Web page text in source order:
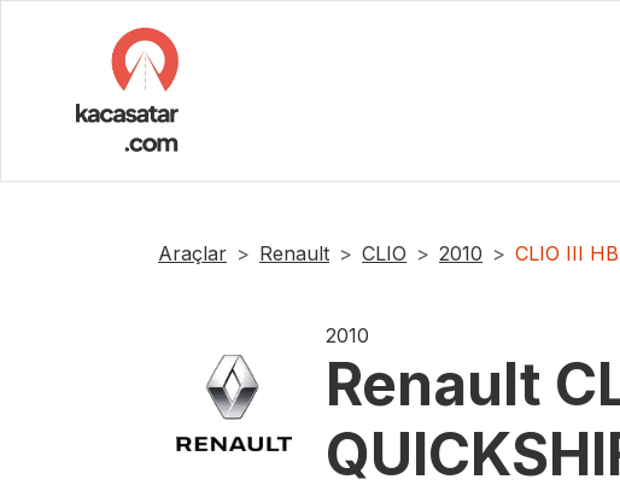
Araçlar Renault CLIO 2010 CLIO III
2010
Renault